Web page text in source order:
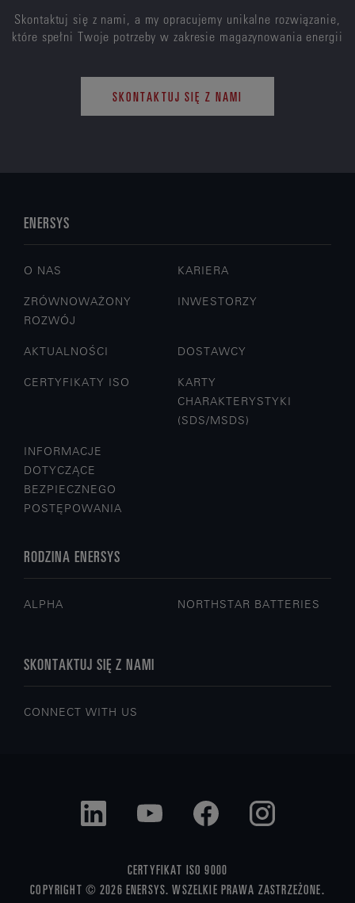
Skontaktuj się z nami, a my opracujemy unikalne rozwiązanie,
które spełni Twoje potrzeby w zakresie magazynowania energii
SKONTAKTUJ SIĘ Z NAMI
ENERSYS
O NAS KARIERA
ZRÓWNOWAŻONY
ROZWÓJ
INWESTORZY
AKTUALNOŚCI DOSTAWCY
CERTYFIKATY ISO
KARTY
CHARAKTERYSTYKI
(SDS/MSDS)
INFORMACJE
DOTYCZĄCE
BEZPIECZNEGO
POSTĘPOWANIA
RODZINA ENERSYS
ALPHA NORTHSTAR BATTERIES
SKONTAKTUJ SIĘ Z NAMI
CONNECT WITH US
CERTYFIKAT ISO 9000
COPYRIGHT © 2026 ENERSYS. WSZELKIE PRAWA ZASTRZEŻONE.